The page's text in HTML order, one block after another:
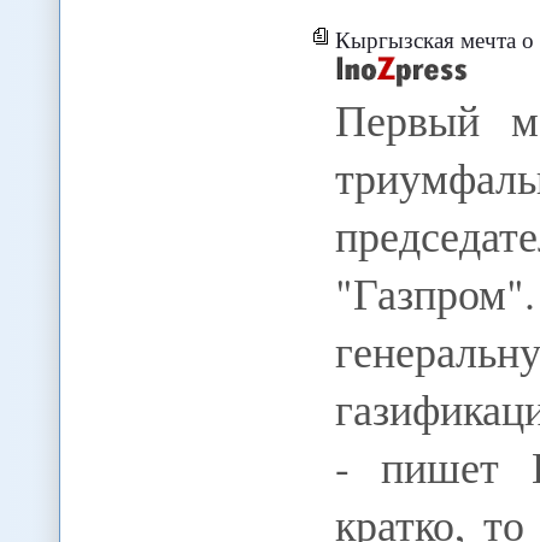
Кыргызская мечта
Первый
- пишет
кратко,